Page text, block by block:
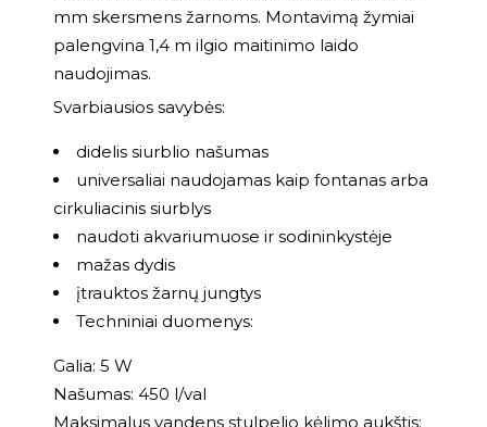
mm skersmens žarnoms. Montavimą žymiai
palengvina 1,4 m ilgio maitinimo laido
naudojimas.
Svarbiausios savybės:
didelis siurblio našumas
universaliai naudojamas kaip fontanas arba
cirkuliacinis siurblys
naudoti akvariumuose ir sodininkystėje
mažas dydis
įtrauktos žarnų jungtys
Techniniai duomenys:
Galia: 5 W
Našumas: 450 l/val
Maksimalus vandens stulpelio kėlimo aukštis: